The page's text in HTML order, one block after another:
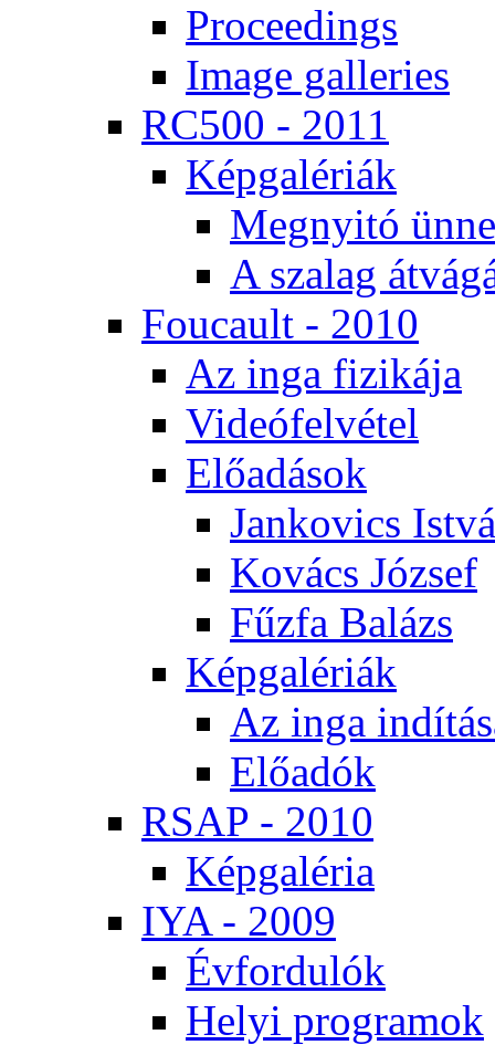
Pro­ce­e­dings
Image gal­le­ri­es
RC500 - 2011
Kép­ga­lé­ri­ák
Meg­nyi­tó
A sza­lag
Fo­u­ca­ult - 2010
Az in­ga fi­zi­ká­ja
Vi­de­ó­fel­vé­tel
Elő­adá­sok
Jan­ko­vics
Ko­vács Jó­zsef
Fűz­fa Ba­lázs
Kép­ga­lé­ri­ák
Az in­ga
Elő­adók
RSAP - 2010
Kép­ga­lé­ria
IYA - 2009
Év­for­du­lók
He­lyi prog­ra­mok